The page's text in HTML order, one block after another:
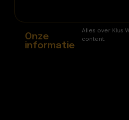
Onze
informatie
Alles over Klus
content.